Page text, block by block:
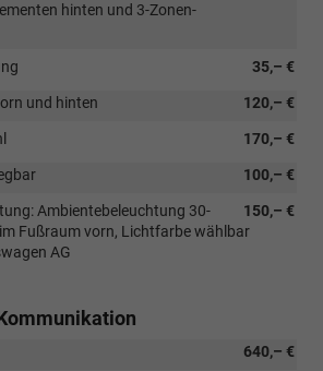
hinten und 3-Zonen-
35,– €
120,– €
und hinten
170,– €
100,– €
150,– €
Ambientebeleuchtung 30-
Fußraum vorn, Lichtfarbe wählbar
AG
640,– €